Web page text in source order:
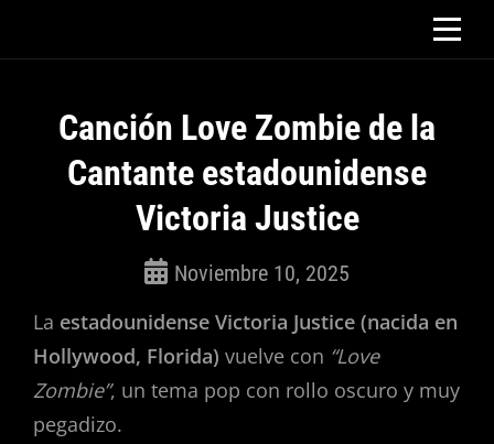
Canción Love Zombie de la
Cantante estadounidense
Victoria Justice
(Isabella)
Noviembre 10, 2025
La estadounidense Victoria Justice (nacida en
Hollywood, Florida) vuelve con “Love
Zombie”, un tema pop con rollo oscuro y muy
pegadizo.